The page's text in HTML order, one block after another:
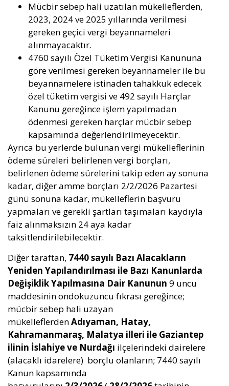
Mücbir sebep hali uzatılan mükelleflerden,
2023, 2024 ve 2025 yıllarında verilmesi
gereken geçici vergi beyannameleri
alınmayacaktır.
4760 sayılı Özel Tüketim Vergisi Kanununa
göre verilmesi gereken beyannameler ile bu
beyannamelere istinaden tahakkuk edecek
özel tüketim vergisi ve 492 sayılı Harçlar
Kanunu gereğince işlem yapılmadan
ödenmesi gereken harçlar mücbir sebep
kapsamında değerlendirilmeyecektir.
Ayrıca bu yerlerde bulunan vergi mükelleflerinin
ödeme süreleri belirlenen vergi borçları,
belirlenen ödeme sürelerini takip eden ay sonuna
kadar, diğer amme borçları 2/2/2026 Pazartesi
günü sonuna kadar, mükelleflerin başvuru
yapmaları ve gerekli şartları taşımaları kaydıyla
faiz alınmaksızın 24 aya kadar
taksitlendirilebilecektir.
Diğer taraftan, 7440 sayılı Bazı Alacakların
Yeniden Yapılandırılması ile Bazı Kanunlarda
Değişiklik Yapılmasına Dair Kanunun 9 uncu
maddesinin ondokuzuncu fıkrası gereğince;
mücbir sebep hali uzayan
mükelleflerdenAdıyaman, Hatay,
Kahramanmaraş, Malatya illeri ile Gaziantep
ilinin İslahiye ve Nurdağı ilçelerindeki dairelere
(alacaklı idarelere) borçlu olanların; 7440 sayılı
Kanun kapsamında